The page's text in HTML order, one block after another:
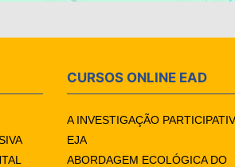
CURSOS ONLINE EAD
A INVESTIGAÇÃO
EJA
ABORDAGEM ECOLÓGICA DO